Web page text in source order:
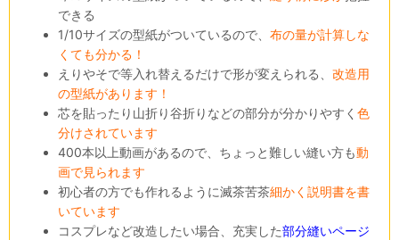
できる
1/10サイズの型紙がついているので、布の量が計算しな
くても分かる！
えりやそで等入れ替えるだけで形が変えられる、改造用
の型紙があります！
芯を貼ったり山折り谷折りなどの部分が分かりやすく色
分けされています
400本以上動画があるので、ちょっと難しい縫い方も動
画で見られます
初心者の方でも作れるように滅茶苦茶細かく説明書を書
いています
コスプレなど改造したい場合、充実した部分縫いページ